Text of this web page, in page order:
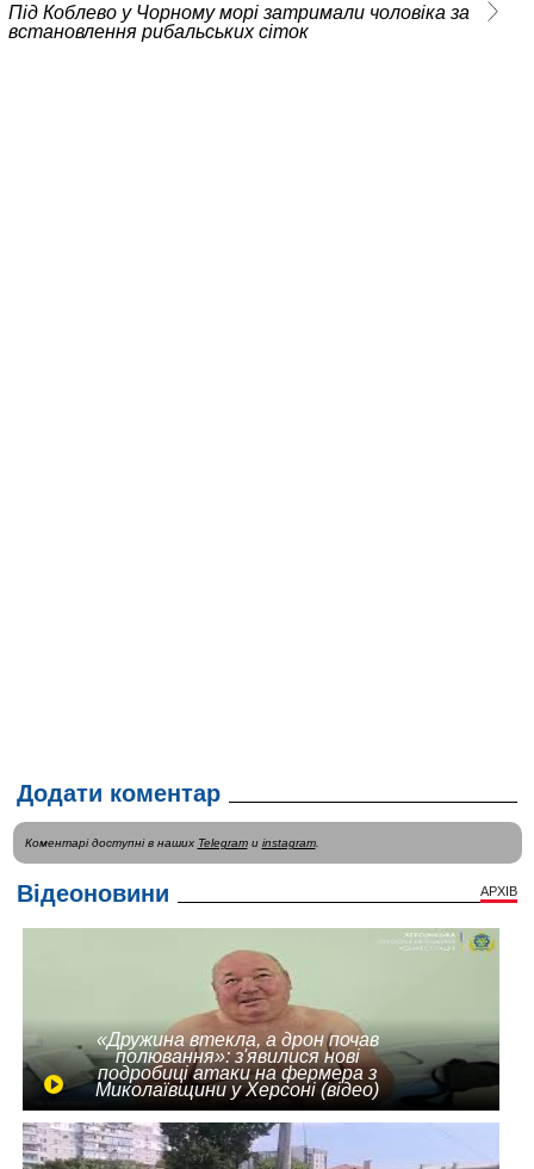
Під Коблево у Чорному морі затримали чоловіка за
встановлення рибальських сіток
Додати коментар
Коментарі доступні в наших Telegramи instagram.
Відеоновини АРХІВ
«Дружина втекла, а дрон почав
полювання»: з'явилися нові
подробиці атаки на фермера з
Миколаївщини у Херсоні (відео)